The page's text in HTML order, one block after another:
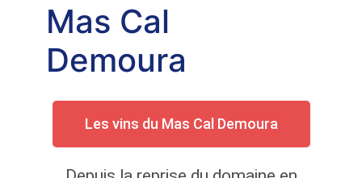
Mas Cal
Demoura
Les vins du Mas Cal Demoura